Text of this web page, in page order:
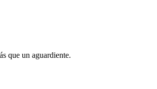
que un aguardiente.